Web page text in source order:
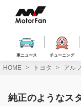
ス
車ニュース チューニング
HOME トヨタ アル
純正のようなス